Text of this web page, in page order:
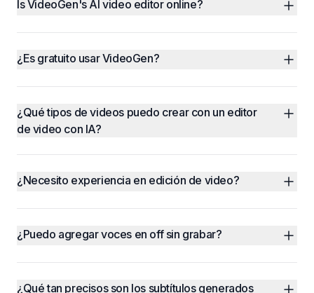
Is VideoGen's AI video editor online?
¿Es gratuito usar VideoGen?
¿Qué tipos de videos puedo crear con un editor
de video con IA?
¿Necesito experiencia en edición de video?
¿Puedo agregar voces en off sin grabar?
¿Qué tan precisos son los subtítulos generados